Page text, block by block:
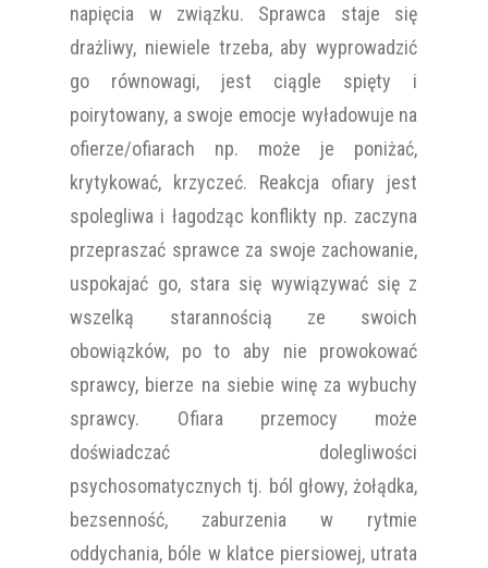
napięcia w związku. Sprawca staje się
drażliwy, niewiele trzeba, aby wyprowadzić
go równowagi, jest ciągle spięty i
poirytowany, a swoje emocje wyładowuje na
ofierze/ofiarach np. może je poniżać,
krytykować, krzyczeć. Reakcja ofiary jest
spolegliwa i łagodząc konflikty np. zaczyna
przepraszać sprawce za swoje zachowanie,
uspokajać go, stara się wywiązywać się z
wszelką starannością ze swoich
obowiązków, po to aby nie prowokować
sprawcy, bierze na siebie winę za wybuchy
sprawcy. Ofiara przemocy może
doświadczać dolegliwości
psychosomatycznych tj. ból głowy, żołądka,
bezsenność, zaburzenia w rytmie
oddychania, bóle w klatce piersiowej, utrata